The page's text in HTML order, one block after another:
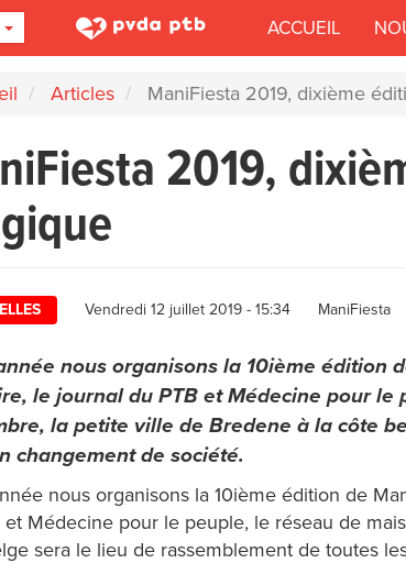
TOGGLE DROPDOWN ACCUEIL
Articles ManiFiesta 2019, dixième
2019,
Vendredi 12 juillet 2019 - 15:34 Author
ManiFiesta
nous organisons la 10ième édition
le journal du PTB et Médecine pour le
la petite ville de Bredene à la côte
changement de société.
nous organisons la 10ième édition de
et Médecine pour le peuple, le réseau de
sera le lieu de rassemblement de toutes